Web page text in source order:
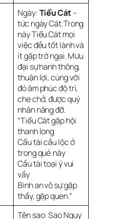
Ngày: Tiểu Cát–
tức ngày Cát.Trong
này Tiểu Cát mọi
việc đều tốt lành và
ít gặp trở ngại. Mưu
đại sự hanh thông,
thuận lợi, cùng với
đó âm phúc độ trì,
che chở, được quý
nhân nâng đỡ.
“Tiểu Cát gặp hội
thanh long
Cầu tài cầu lộc ở
trong quẻ này
Cầu tài toại ý vui
vầy
Bình an vô sự gặp
thầy, gặp quen.”
Tên sao: Sao Nguy